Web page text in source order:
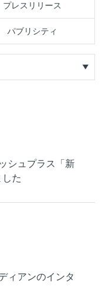
プレスリリース
パブリシティ
シュプラス「新
た
ィアンのインタ